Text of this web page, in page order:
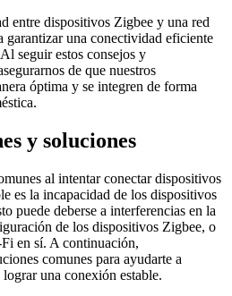
entre dispositivos Zigbee y una red
garantizar una conectividad eficiente
seguir estos consejos y
de que nuestros
óptima y se integren de forma
y soluciones
al intentar conectar dispositivos
es la incapacidad de los dispositivos
puede deberse a interferencias en la
de los dispositivos Zigbee, o
en sí. A continuación,
comunes para ayudarte a
una conexión estable.